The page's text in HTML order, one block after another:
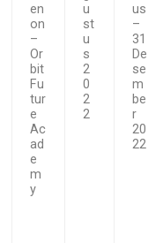
en
on
–
Or
bit
Fu
tur
e
Ac
ad
e
m
y
u
st
u
s
2
0
2
2
us
–
31
De
se
m
be
r
20
22